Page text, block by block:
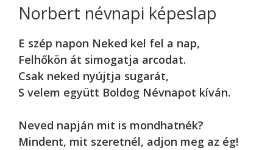
Norbert névnapi képeslap
E szép napon Neked kel fel a nap,
Felhőkön át simogatja arcodat.
Csak neked nyújtja sugarát,
S velem együtt Boldog Névnapot kíván.
Neved napján mit is mondhatnék?
Mindent, mit szeretnél, adjon meg az ég!